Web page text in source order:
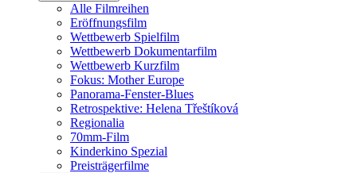
Alle Filmreihen
Eröffnungsfilm
Wettbewerb Spielfilm
Wettbewerb Dokumentarfilm
Wettbewerb Kurzfilm
Fokus: Mother Europe
Panorama-Fenster-Blues
Retrospektive: Helena Třeštíková
Regionalia
70mm-Film
Kinderkino Spezial
Preisträgerfilme